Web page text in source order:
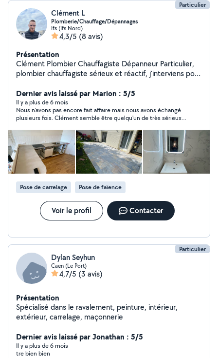
Particulier
Clément L
Plomberie/Chauffage/Dépannages
Ifs (Ifs Nord)
4,3/5 (8 avis)
Présentation
Clément Plombier Chauffagiste Dépanneur Particulier,
plombier chauffagiste sérieux et réactif, j'interviens pour
Dépannages et urgences plomberie(fuites, pannes, WC
bouchés, problèmes de chauffe-eau) Débouchage et
dégorgement(éviers, WC, canalisations) Installations
complètes(salles de bain, cuisines, chauffe-eau,
robinetterie) Rénovation salle de bain et cuisine Pose
de carrelage et faïence Travaux de chauffage
(radiateurs, chauffe-eau, entretien) Désembouage du
réseau de chauffage Secteur : proche de Caen
Disponibilités : Dépannages en semaine : 17h30-6h
Week-end : disponible 24h/24 Intervention rapide selon
disponibilité Travail sérieux et soigné. N'hésitez pas à
me contacter pour toute demande.
Dernier avis laissé par Marion : 5/5
Il y a plus de 6 mois
Nous n'avons pas encore fait affaire mais nous avons échangé
plusieurs fois. Clément semble être quelqu'un de très sérieux
Pose de carrelage Pose de faïence
Voir le profil Contacter
Particulier
Dylan Seyhun
Caen (Le Port)
4,7/5 (3 avis)
Présentation
Spécialisé dans le ravalement, peinture, intérieur,
extérieur, carrelage, maçonnerie
Dernier avis laissé par Jonathan : 5/5
Il y a plus de 6 mois
tre bien bien